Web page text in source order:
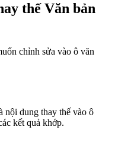
thế Văn bản
chỉnh sửa vào ô văn
nội dung thay thế vào ô
kết quả khớp.